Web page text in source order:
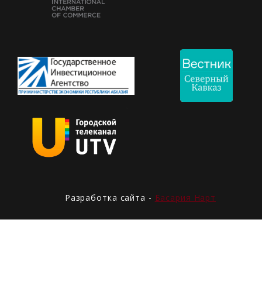
Разработка сайта - Басария Нарт